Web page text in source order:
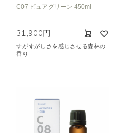
C07 ピュアグリーン 450ml
31,900円
すがすがしさを感じさせる森林の
香り